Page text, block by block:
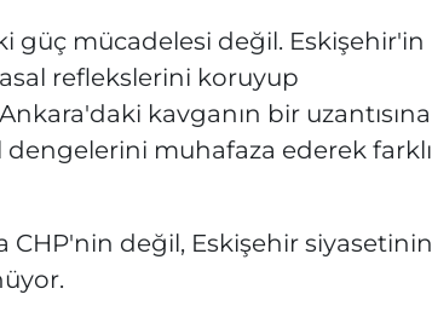
güç mücadelesi değil. Eskişehir'in
reflekslerini koruyup
kavganın bir uzantısına
dengelerini muhafaza ederek farklı
CHP'nin değil, Eskişehir siyasetinin